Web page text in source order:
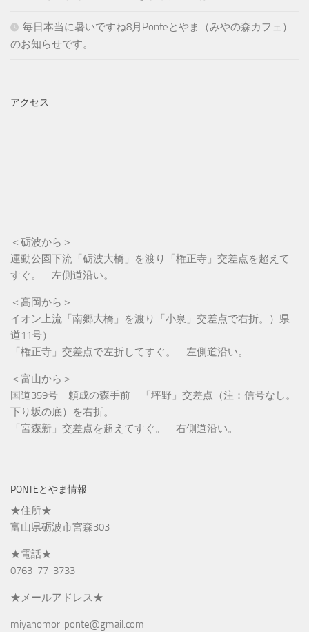
毎日本当に暑いですね8月Ponteとやま（みやの森カフェ）
のお知らせです。
アクセス
＜砺波から＞
運動公園下流「砺波大橋」を渡り「権正寺」交差点を超えて
すぐ。 左側道沿い。
＜高岡から＞
イオン上流「南郷大橋」を渡り「小泉」交差点で右折。）県
道11号）
「権正寺」交差点で左折してすぐ。 左側道沿い。
＜富山から＞
国道359号 頼成の森手前 「坪野」交差点（注：信号なし。
下り坂の底）を右折。
「宮森新」交差点を超えてすぐ。 右側道沿い。
PONTEとやま情報
★住所★
富山県砺波市宮森303
★電話★
0763-77-3733
★メールアドレス★
miyanomori.ponte@gmail.com